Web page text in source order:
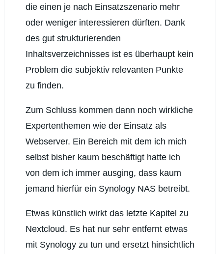
die einen je nach Einsatzszenario mehr
oder weniger interessieren dürften. Dank
des gut strukturierenden
Inhaltsverzeichnisses ist es überhaupt kein
Problem die subjektiv relevanten Punkte
zu finden.
Zum Schluss kommen dann noch wirkliche
Expertenthemen wie der Einsatz als
Webserver. Ein Bereich mit dem ich mich
selbst bisher kaum beschäftigt hatte ich
von dem ich immer ausging, dass kaum
jemand hierfür ein Synology NAS betreibt.
Etwas künstlich wirkt das letzte Kapitel zu
Nextcloud. Es hat nur sehr entfernt etwas
mit Synology zu tun und ersetzt hinsichtlich